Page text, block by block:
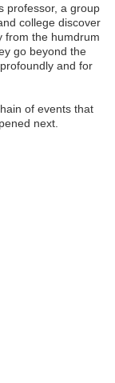
professor, a group
college discover
from the humdrum
go beyond the
and for
of events that
next.